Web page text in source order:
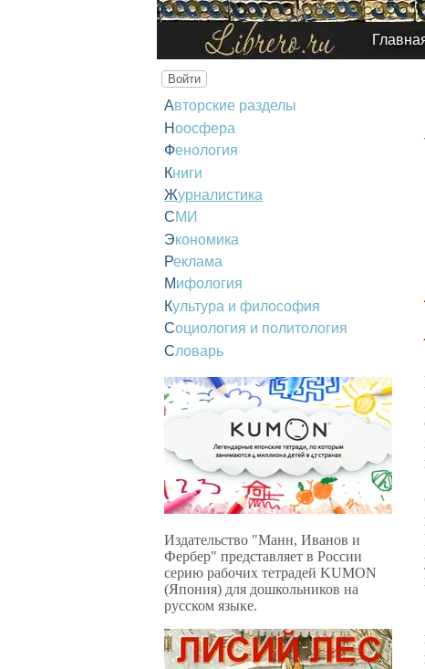
Войти
Авторские разделы
Ноосфера
Фенология
Книги
Журналистика
СМИ
Экономика
Реклама
Мифология
Культура и философия
Социология и политология
Словарь
Издательство "Манн, Иванов и
Фербер" представляет в России
серию рабочих тетрадей KUMON
(Япония) для дошкольников на
русском языке.